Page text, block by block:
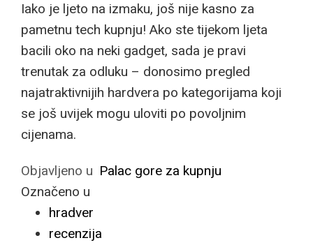
Iako je ljeto na izmaku, još nije kasno za
pametnu tech kupnju! Ako ste tijekom ljeta
bacili oko na neki gadget, sada je pravi
trenutak za odluku – donosimo pregled
najatraktivnijih hardvera po kategorijama koji
se još uvijek mogu uloviti po povoljnim
cijenama.
Objavljeno u Palac gore za kupnju
Označeno u
hradver
recenzija